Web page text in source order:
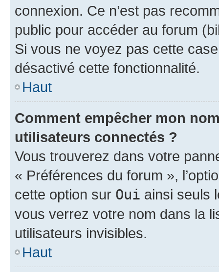
connexion. Ce n’est pas
public pour accéder au forum
Si vous ne voyez pas cette
désactivé cette fonctionnalité.
Haut
Comment empêcher mon
utilisateurs connectés ?
Vous trouverez dans votre
« Préférences du forum »,
cette option sur Oui ainsi seuls
vous verrez votre nom dans la
utilisateurs invisibles.
Haut